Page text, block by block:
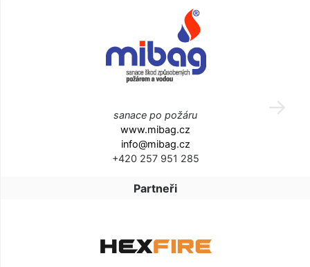
sanace po požáru
www.mibag.cz
info@mibag.cz
+420 257 951 285
Partneři